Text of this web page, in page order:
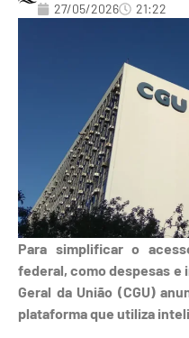
27/05/2026 21:22
Para simplificar o
federal, como despesas e
Geral da União (CGU)
plataforma que utiliza